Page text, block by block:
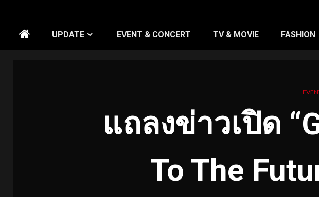
UPDATE EVENT & CONCERT TV & MOVIE FASHION
แถลงข่าวเปิด
To The